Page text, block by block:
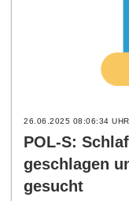
26.06.2025 08:06:34 UHR
POL-S:
geschlagen
gesucht